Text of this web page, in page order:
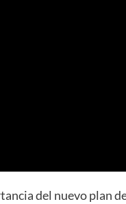
del nuevo plan